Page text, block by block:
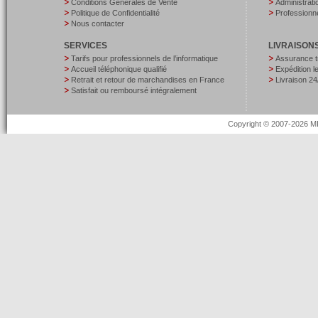
Conditions Générales de Vente
Politique de Confidentialité
Nous contacter
SERVICES
Tarifs pour professionnels de l’informatique
Accueil téléphonique qualifié
Retrait et retour de marchandises en France
Satisfait ou remboursé intégralement
Assurance
Expédition
Livraison
Copyright © 2007-2026